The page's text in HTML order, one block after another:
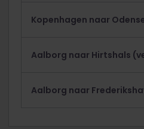
Kopenhagen naar
Aalborg naar Hirtshals
Aalborg naar